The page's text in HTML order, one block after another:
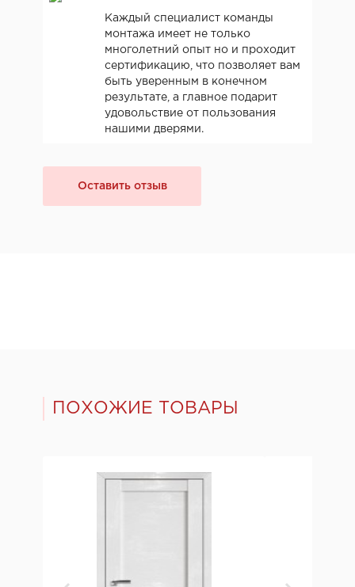
Каждый специалист команды
монтажа имеет не только
многолетний опыт но и проходит
сертификацию, что позволяет вам
быть уверенным в конечном
результате, а главное подарит
удовольствие от пользования
нашими дверями.
Оставить отзыв
ПОХОЖИЕ ТОВАРЫ